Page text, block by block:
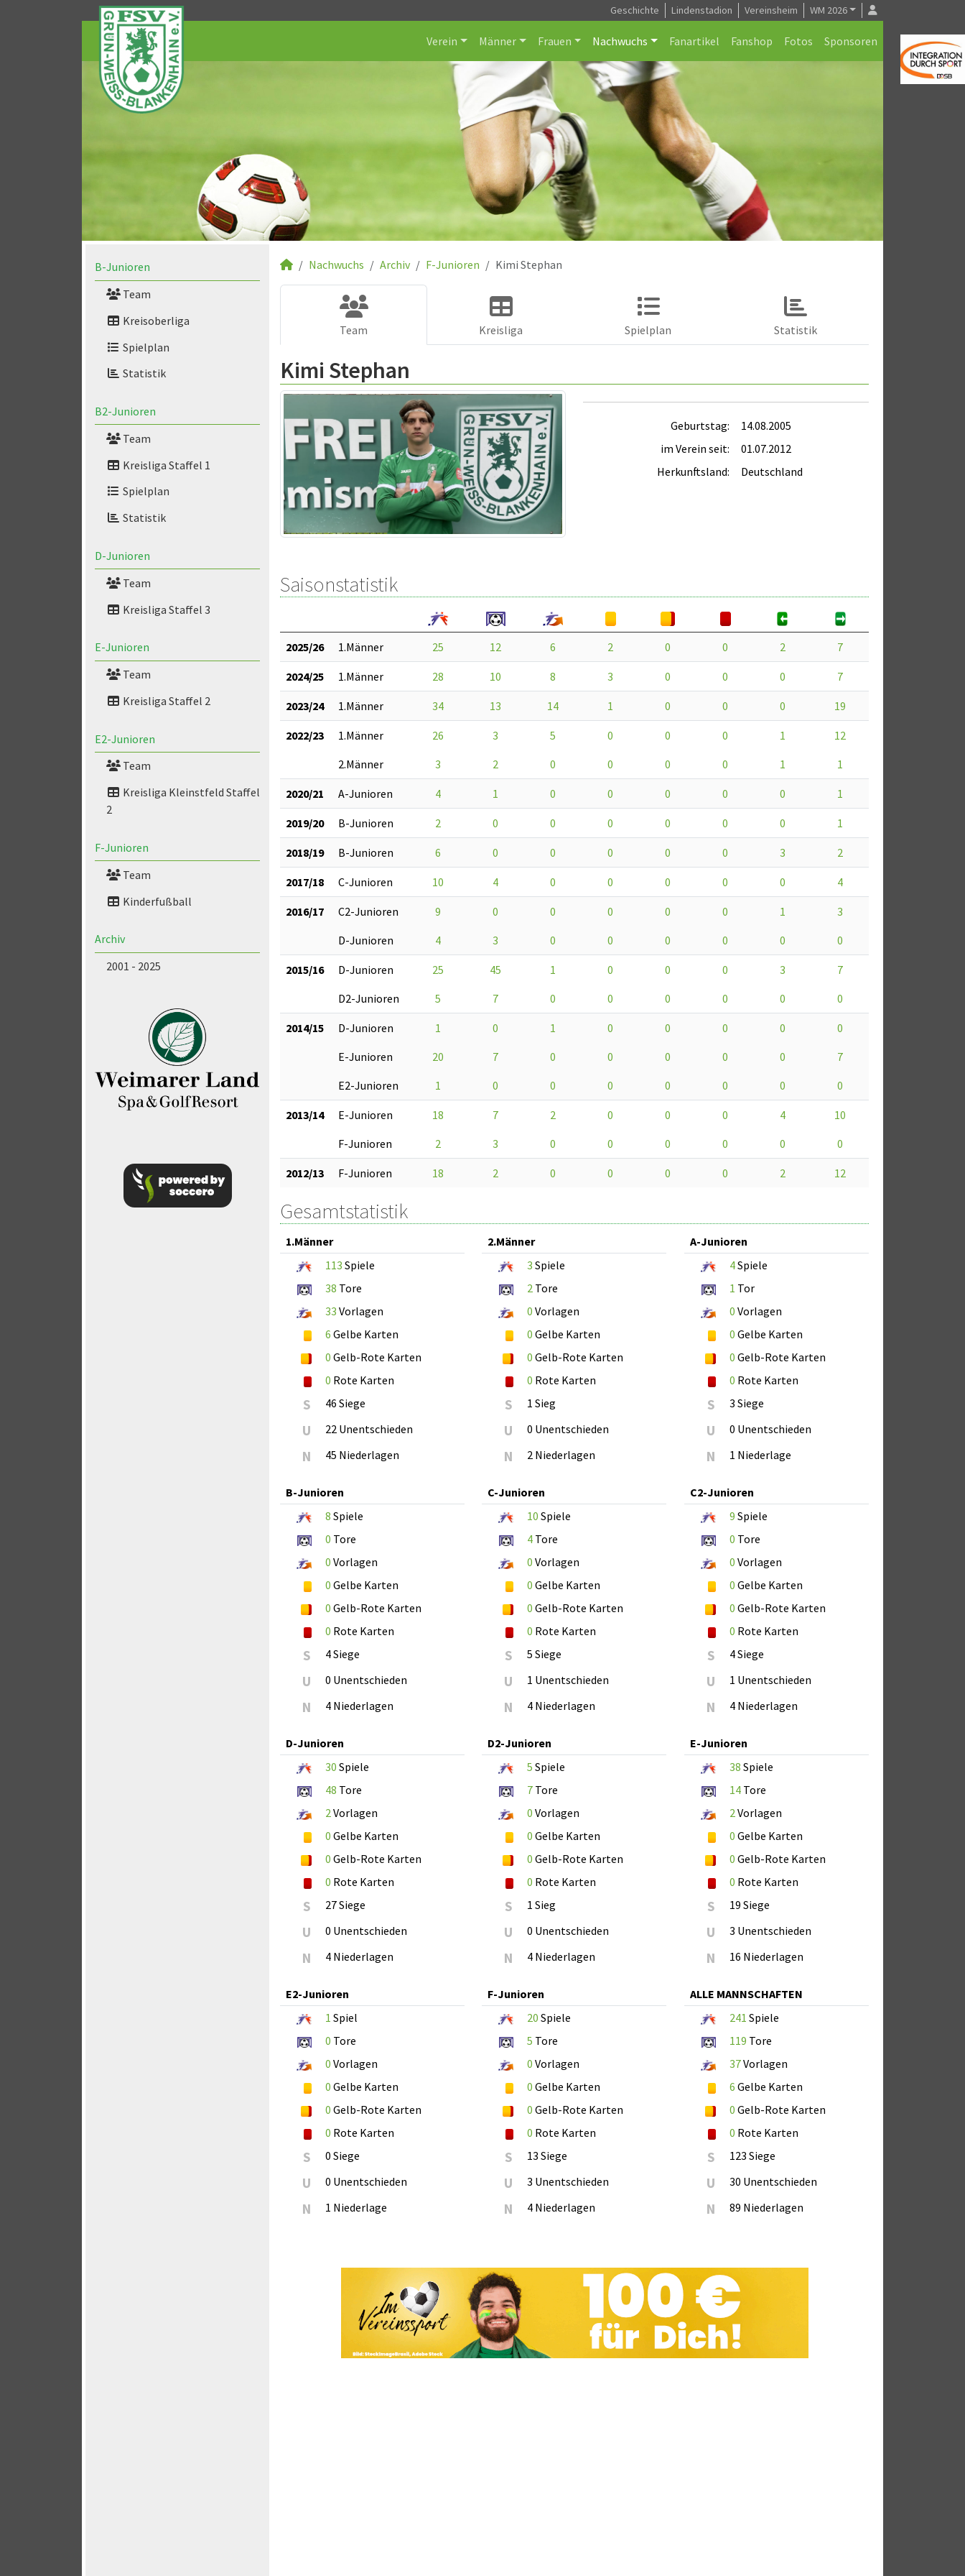
Geschichte Lindenstadion Vereinsheim WM 2026
Verein Männer Frauen Nachwuchs Fanartikel Fanshop Fotos Sponsoren
B-Junioren
Team
Kreisoberliga
Spielplan
Statistik
B2-Junioren
Team
Kreisliga Staffel 1
Spielplan
Statistik
D-Junioren
Team
Kreisliga Staffel 3
E-Junioren
Team
Kreisliga Staffel 2
E2-Junioren
Team
Kreisliga Kleinstfeld Staffel
2
F-Junioren
Team
Kinderfußball
Archiv
2001 - 2025
Nachwuchs Archiv F-Junioren Kimi Stephan
Team Kreisliga Spielplan Statistik
Kimi Stephan
Geburtstag:
14.08.2005
im Verein seit:
01.07.2012
Herkunftsland:
Deutschland
Saisonstatistik
2025/26 1.Männer 25 12 6 2 0 0 2 7
2024/25 1.Männer 28 10 8 3 0 0 0 7
2023/24 1.Männer 34 13 14 1 0 0 0 19
2022/23 1.Männer 26 3 5 0 0 0 1
12
2.Männer
3 2 0 0 0 0 1 1
2020/21 A-Junioren 4 1 0 0 0 0 0 1
2019/20 B-Junioren 2 0 0 0 0 0 0 1
2018/19 B-Junioren 6 0 0 0 0 0 3 2
2017/18 C-Junioren 10 4 0 0 0 0 0 4
2016/17 C2-Junioren 9 0 0 0 0 0 1
3
D-Junioren
4 3 0 0 0 0 0 0
2015/16 D-Junioren 25 45 1 0 0 0 3
7
D2-Junioren
5 7 0 0 0 0 0 0
2014/15 D-Junioren 1 0 1 0 0 0 0
0
E-Junioren
20 7 0 0 0 0 0
7
E2-Junioren
1 0 0 0 0 0 0 0
2013/14 E-Junioren 18 7 2 0 0 0 4
10
F-Junioren
2 3 0 0 0 0 0 0
2012/13 F-Junioren 18 2 0 0 0 0 2 12
Gesamtstatistik
1.Männer
113 Spiele
38 Tore
33 Vorlagen
6 Gelbe Karten
0 Gelb-Rote Karten
0 Rote Karten
S 46 Siege
U 22 Unentschieden
N 45 Niederlagen
2.Männer
3 Spiele
2 Tore
0 Vorlagen
0 Gelbe Karten
0 Gelb-Rote Karten
0 Rote Karten
S 1 Sieg
U 0 Unentschieden
N 2 Niederlagen
A-Junioren
4Spiele
1 Tor
0 Vorlagen
0 Gelbe Karten
0 Gelb-Rote Karten
0 Rote Karten
S 3 Siege
U 0 Unentschieden
N 1 Niederlage
B-Junioren
8 Spiele
0 Tore
0 Vorlagen
0 Gelbe Karten
0 Gelb-Rote Karten
0 Rote Karten
S 4 Siege
U 0 Unentschieden
N 4 Niederlagen
C-Junioren
10 Spiele
4 Tore
0 Vorlagen
0 Gelbe Karten
0 Gelb-Rote Karten
0 Rote Karten
S 5 Siege
U 1 Unentschieden
N 4 Niederlagen
C2-Junioren
9 Spiele
0 Tore
0 Vorlagen
0 Gelbe Karten
0 Gelb-Rote Karten
0 Rote Karten
S 4 Siege
U 1 Unentschieden
N 4 Niederlagen
D-Junioren
30 Spiele
48 Tore
2Vorlagen
0 Gelbe Karten
0 Gelb-Rote Karten
0 Rote Karten
S 27 Siege
U 0 Unentschieden
N 4 Niederlagen
D2-Junioren
5 Spiele
7 Tore
0 Vorlagen
0 Gelbe Karten
0 Gelb-Rote Karten
0 Rote Karten
S 1 Sieg
U 0 Unentschieden
N 4 Niederlagen
E-Junioren
38 Spiele
14Tore
2Vorlagen
0 Gelbe Karten
0 Gelb-Rote Karten
0 Rote Karten
S 19 Siege
U 3 Unentschieden
N 16 Niederlagen
E2-Junioren
1 Spiel
0 Tore
0 Vorlagen
0 Gelbe Karten
0 Gelb-Rote Karten
0 Rote Karten
S 0 Siege
U 0 Unentschieden
N 1 Niederlage
F-Junioren
20 Spiele
5 Tore
0 Vorlagen
0 Gelbe Karten
0 Gelb-Rote Karten
0 Rote Karten
S 13 Siege
U 3 Unentschieden
N 4 Niederlagen
ALLE MANNSCHAFTEN
241 Spiele
119 Tore
37Vorlagen
6 Gelbe Karten
0 Gelb-Rote Karten
0 Rote Karten
S 123 Siege
U 30 Unentschieden
N 89 Niederlagen